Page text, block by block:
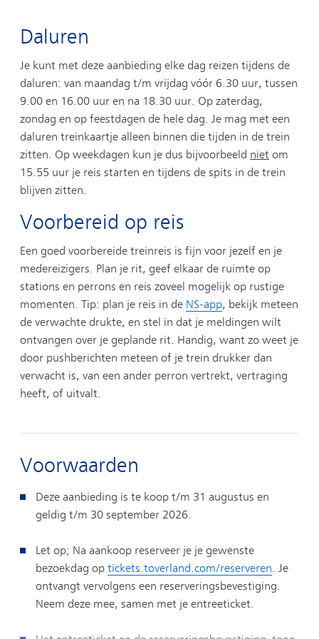
Daluren
Je kunt met deze aanbieding elke dag reizen tijdens de
daluren: van maandag t/m vrijdag vóór 6.30 uur, tussen
9.00 en 16.00 uur en na 18.30 uur. Op zaterdag,
zondag en op feestdagen de hele dag. Je mag met een
daluren treinkaartje alleen binnen die tijden in de trein
zitten. Op weekdagen kun je dus bijvoorbeeld niet om
15.55 uur je reis starten en tijdens de spits in de trein
blijven zitten.
Voorbereid op reis
Een goed voorbereide treinreis is fijn voor jezelf en je
medereizigers. Plan je rit, geef elkaar de ruimte op
stations en perrons en reis zoveel mogelijk op rustige
momenten. Tip: plan je reis in de NS-app, bekijk meteen
de verwachte drukte, en stel in dat je meldingen wilt
ontvangen over je geplande rit. Handig, want zo weet je
door pushberichten meteen of je trein drukker dan
verwacht is, van een ander perron vertrekt, vertraging
heeft, of uitvalt.
Voorwaarden
Deze aanbieding is te koop t/m 31 augustus en
geldig t/m 30 september 2026.
Let op; Na aankoop reserveer je je gewenste
bezoekdag op tickets.toverland.com/reserveren. Je
ontvangt vervolgens een reserveringsbevestiging.
Neem deze mee, samen met je entreeticket.